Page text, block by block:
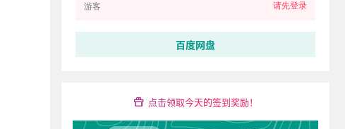
游客 请先登录
百度网盘
点击领取今天的签到奖励！